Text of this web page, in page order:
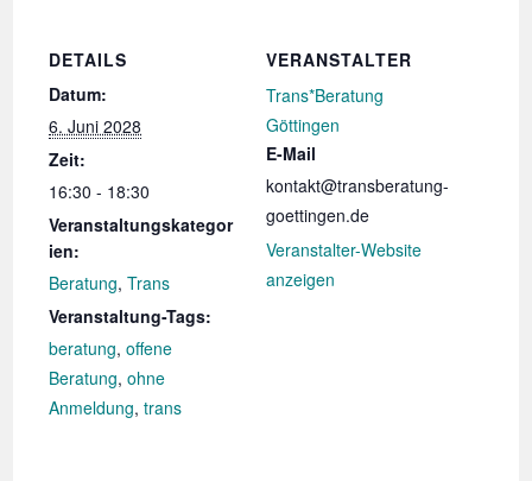
DETAILS
Datum:
6. Juni 2028
Zeit:
16:30 - 18:30
Veranstaltungskategor
ien:
Beratung,Trans
Veranstaltung-Tags:
beratung,offene
Beratung,ohne
Anmeldung,trans
VERANSTALTER
Trans*Beratung
Göttingen
E-Mail
kontakt@transberatung-
goettingen.de
Veranstalter-Website
anzeigen